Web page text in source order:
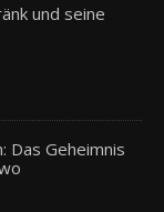
und seine
Das Geheimnis